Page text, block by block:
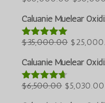
war:
Caluanie Muelear
Bewertet
von 5
$35,000.00 Der
war:
$
Caluanie Muelear
Bewertet
$6,500.00 Der
$5,030.00